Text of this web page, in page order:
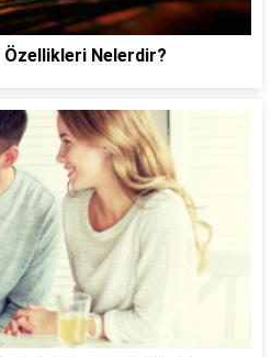
Nelerdir?